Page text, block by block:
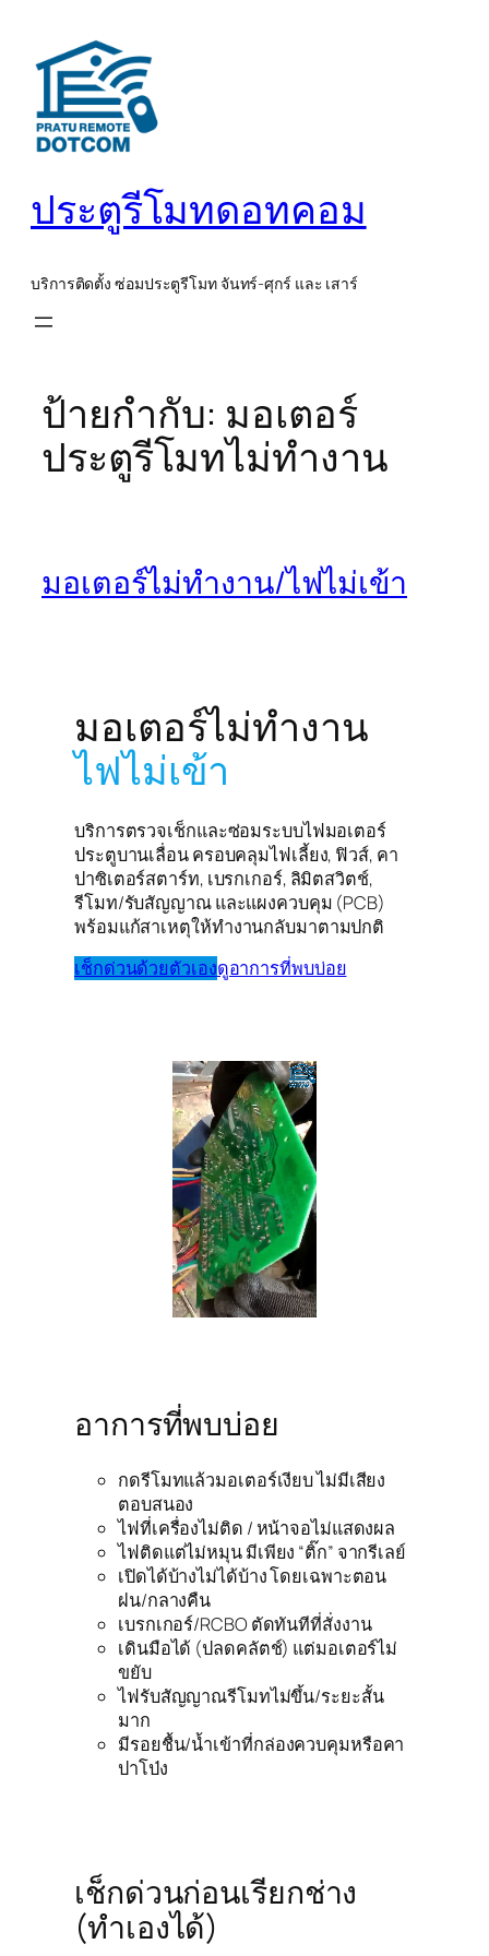
เนื้อหา
ประตูรีโมทดอทคอม
บริการติดตั้ง ซ่อมประตูรีโมท จันทร์-ศุกร์ และ เสาร์
ป้ายกำกับ: มอเตอร์
ประตูรีโมทไม่ทำงาน
มอเตอร์ไม่ทำงาน/ไฟไม่เข้า
มอเตอร์ไม่ทำงาน
ไฟไม่เข้า
บริการตรวจเช็กและซ่อมระบบไฟมอเตอร์
ประตูบานเลื่อน ครอบคลุมไฟเลี้ยง, ฟิวส์, คา
ปาซิเตอร์สตาร์ท, เบรกเกอร์, ลิมิตสวิตช์,
รีโมท/รับสัญญาณ และแผงควบคุม (PCB)
พร้อมแก้สาเหตุให้ทำงานกลับมาตามปกติ
เช็กด่วนด้วยตัวเองดูอาการที่พบบ่อย
อาการที่พบบ่อย
กดรีโมทแล้วมอเตอร์เงียบ ไม่มีเสียง
ตอบสนอง
ไฟที่เครื่องไม่ติด / หน้าจอไม่แสดงผล
ไฟติดแต่ไม่หมุน มีเพียง “ติ๊ก” จากรีเลย์
เปิดได้บ้างไม่ได้บ้าง โดยเฉพาะตอน
ฝน/กลางคืน
เบรกเกอร์/RCBO ตัดทันทีที่สั่งงาน
เดินมือได้ (ปลดคลัตช์) แต่มอเตอร์ไม่
ขยับ
ไฟรับสัญญาณรีโมทไม่ขึ้น/ระยะสั้น
มาก
มีรอยชื้น/น้ำเข้าที่กล่องควบคุมหรือคา
ปาโป่ง
เช็กด่วนก่อนเรียกช่าง
(ทำเองได้)